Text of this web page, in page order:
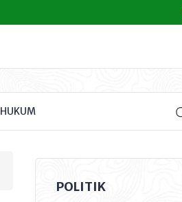
HUKUM
POLITIK